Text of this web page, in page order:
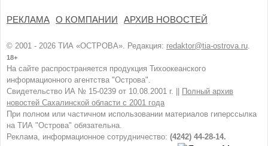
РЕКЛАМА О КОМПАНИИ АРХИВ НОВОСТЕЙ
© 2001 - 2026 ТИА «ОСТРОВА». Редакция: redaktor@tia-ostrova.ru.
18+
На сайте распространяется продукция Тихоокеанского
информационного агентства "Острова".
Свидетельство ИА № 15-0239 от 10.08.2001 г. ||
Полный архив
новостей Сахалинской области с 2001 года
При полном или частичном использовании материалов гиперссылка
на ТИА "Острова" обязательна.
Реклама, информационное сотрудничество: (4242) 44-28-14.